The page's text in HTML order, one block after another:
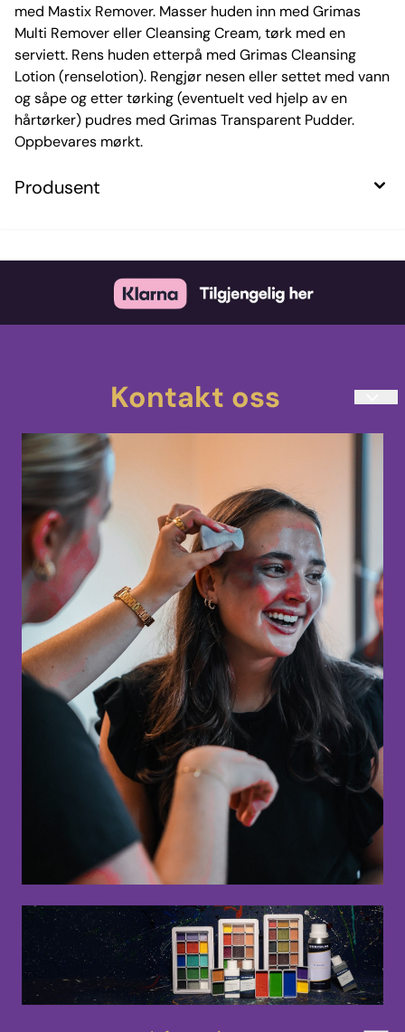
med Mastix Remover. Masser huden inn med Grimas
Multi Remover eller Cleansing Cream, tørk med en
serviett. Rens huden etterpå med Grimas Cleansing
Lotion (renselotion). Rengjør nesen eller settet med vann
og såpe og etter tørking (eventuelt ved hjelp av en
hårtørker) pudres med Grimas Transparent Pudder.
Oppbevares mørkt.
Produsent
Kontakt oss
Mandag-Torsdag 10:00-14:00
Uranienborgveien 4
3217 Sandefjord
Norge